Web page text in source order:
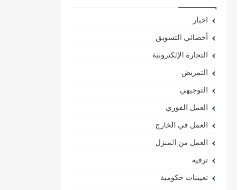
اخبار
أخصائي التسويق
التجارة الإلكترونية
التمريض
التوجيهي
العمل الفوري
العمل في الخارج
العمل من المنزل
ترفيه
تعيينات حكومية